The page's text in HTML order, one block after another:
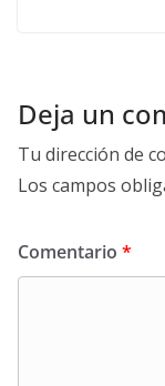
Deja un
Tu dirección de
Los campos
Comentario *